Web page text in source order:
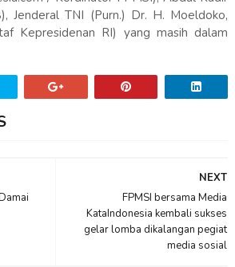
Jenderal TNI (Purn.) Dr. H. Moeldoko,
Kepresidenan RI) yang masih dalam
NEXT
FPMSI bersama Media
KataIndonesia kembali sukses
gelar lomba dikalangan pegiat
media sosial